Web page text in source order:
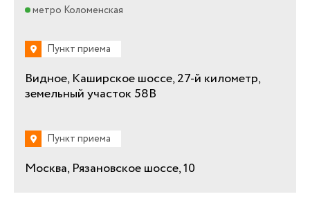
метро Коломенская
Пункт приема
Видное, Каширское шоссе, 27-й километр,
земельный участок 58В
Пункт приема
Москва, Рязановское шоссе, 10